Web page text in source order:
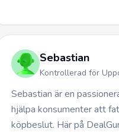
Sebastian
Kontrollerad för
Sebastian är en
hjälpa konsumenter att
köpbeslut. Här på